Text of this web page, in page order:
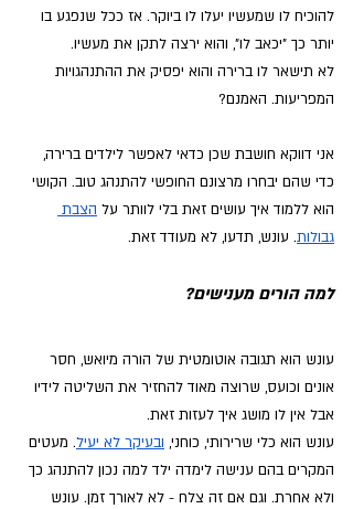
להוכיח לו שמעשיו יעלו לו ביוקר. אז ככל שנפגע בו
יותר כך "יכאב לו", והוא ירצה לתקן את מעשיו.
לא תישאר לו ברירה והוא יפסיק את ההתנהגויות
המפריעות. האמנם?
אני דווקא חושבת שכן כדאי לאפשר לילדים ברירה,
כדי שהם יבחרו מרצונם החופשי להתנהג טוב. הקושי
הוא ללמוד איך עושים זאת בלי לוותר על הצבת
גבולות. עונש, תדעו, לא מעודד זאת.
למה הורים מענישים?
עונש הוא תגובה אוטומטית של הורה מיואש, חסר
אונים וכועס, שרוצה מאוד להחזיר את השליטה לידיו
אבל אין לו מושג איך לעזות זאת.
עונש הוא כלי שרירותי, כוחני, ובעיקר לא יעיל. מעטים
המקרים בהם ענישה לימדה ילד למה נכון להתנהג כך
ולא אחרת. וגם אם זה צלח - לא לאורך זמן. עונש